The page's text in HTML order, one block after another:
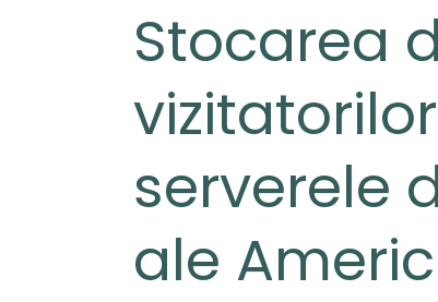
Stocarea
serverele
ale